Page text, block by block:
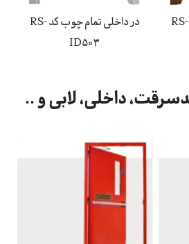
در داخلی تمام چوب کد RS-
در داخلی تمام چوب کد RS-
ID503
داخلی، لابی و ..